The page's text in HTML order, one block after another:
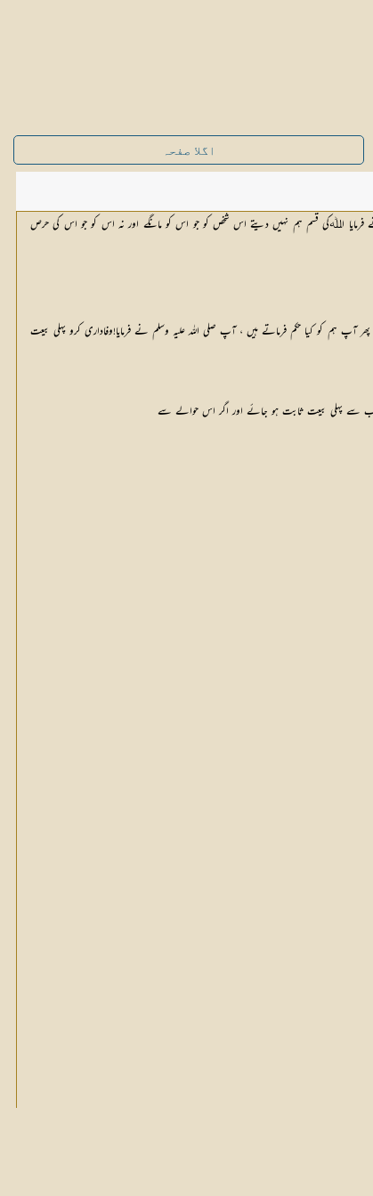
اگلا صفحہ
اﷲکی قسم ہم نہیں دیتے اس شخص کو جو اس کو مانگے اور نہ اس کو جو اس کی حرص
ہم کو کیا حکم فرماتے ہیں ، آپ صلی اللہ علیہ وسلم نے فرمایا!وفاداری کرو پہلی بیعت
سب سے پہلی بیعت ثابت ہو جائے اور اگر اس حوالے سے